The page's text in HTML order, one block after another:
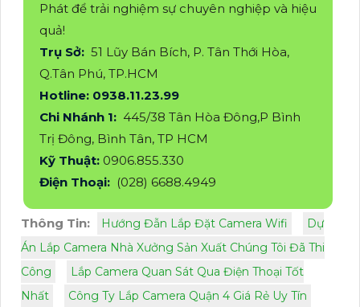
Phát để trải nghiệm sự chuyên nghiệp và hiệu
quả!
Trụ Sở: 51 Lũy Bán Bích, P. Tân Thới Hòa,
Q.Tân Phú, TP.HCM
Hotline: 0938.11.23.99
Chi Nhánh 1: 445/38 Tân Hòa Đông,P Bình
Trị Đông, Bình Tân, TP HCM
Kỹ Thuật: 0906.855.330
Điện Thoại: (028) 6688.4949
Thông Tin: Hướng Đẫn Lắp Đặt Camera Wifi
Dự
Án Lắp Camera Nhà Xưởng Sản Xuất Chúng Tôi Đã Thi
Công
Lắp Camera Quan Sát Qua Điện Thoại Tốt
Nhất
Công Ty Lắp Camera Quận 4 Giá Rẻ Uy Tín